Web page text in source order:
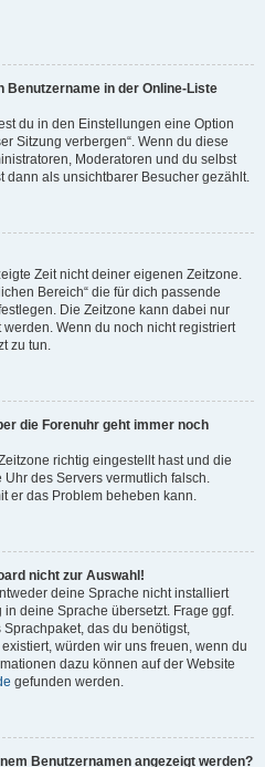
Benutzername in der Online-Liste
du in den Einstellungen eine Option
Sitzung verbergen“. Wenn du diese
Moderatoren und du selbst
dann als unsichtbarer Besucher gezählt.
Zeit nicht deiner eigenen Zeitzone.
Bereich“ die für dich passende
Die Zeitzone kann dabei nur
Wenn du noch nicht registriert
zu tun.
die Forenuhr geht immer noch
richtig eingestellt hast und die
des Servers vermutlich falsch.
er das Problem beheben kann.
nicht zur Auswahl!
deine Sprache nicht installiert
deine Sprache übersetzt. Frage ggf.
das du benötigst,
würden wir uns freuen, wenn du
dazu können auf der Website
gefunden werden.
Benutzernamen angezeigt werden?